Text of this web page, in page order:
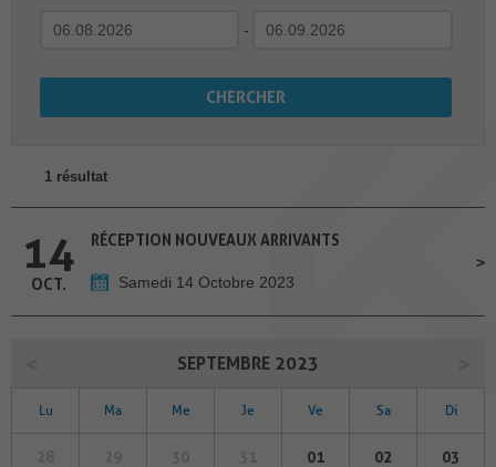
-
1 résultat
14
OCT.
RÉCEPTION NOUVEAUX ARRIVANTS
Samedi 14 Octobre 2023
SEPTEMBRE 2023
Lu Ma Me Je Ve Sa Di
01 02 03